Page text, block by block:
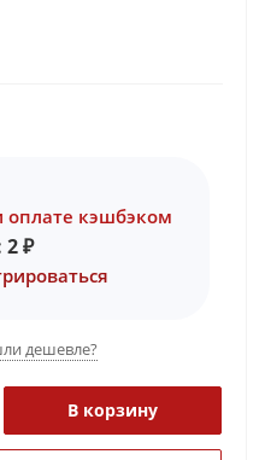
оплате кэшбэком
2₽
дешевле?
В корзину